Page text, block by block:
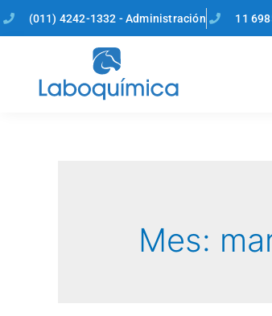
(011) 4242-1332 - Administración 11
Mes: